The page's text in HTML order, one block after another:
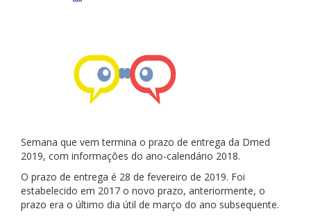
Semana que vem termina o prazo de entrega da Dmed
2019, com informações do ano-calendário 2018.
O prazo de entrega é 28 de fevereiro de 2019. Foi
estabelecido em 2017 o novo prazo, anteriormente, o
prazo era o último dia útil de março do ano subsequente.